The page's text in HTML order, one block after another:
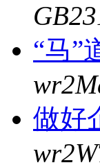
“马”
做好